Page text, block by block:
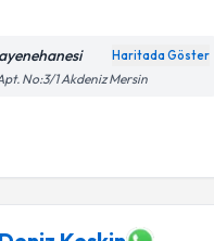
Haritada Göster
No:3/1 Akdeniz Mersin